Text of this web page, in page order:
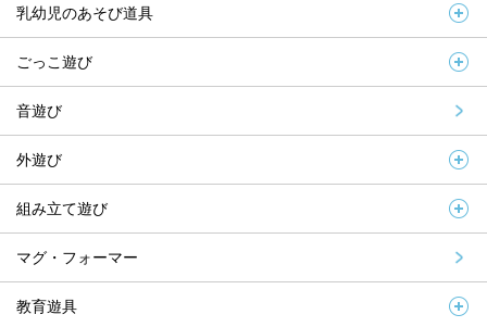
乳幼児のあそび道具
ごっこ遊び
音遊び
外遊び
組み立て遊び
マグ・フォーマー
教育遊具